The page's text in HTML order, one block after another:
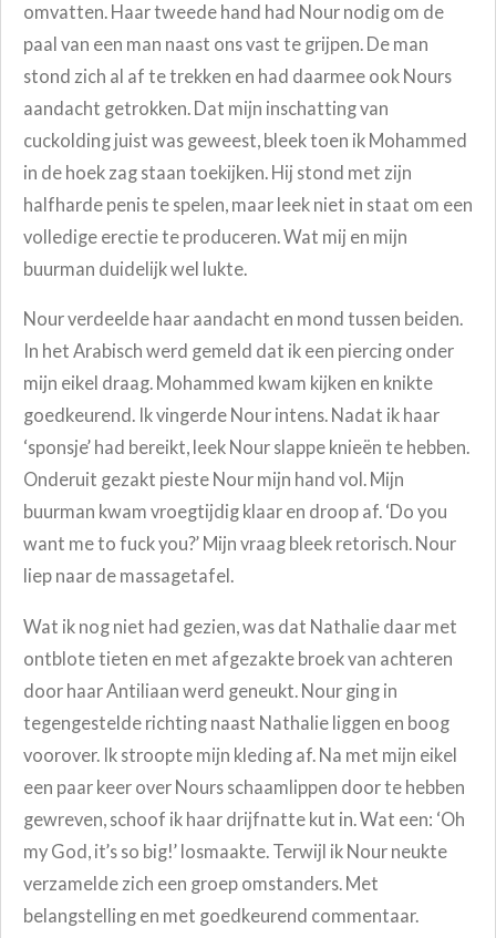
omvatten. Haar tweede hand had Nour nodig om de
paal van een man naast ons vast te grijpen. De man
stond zich al af te trekken en had daarmee ook Nours
aandacht getrokken. Dat mijn inschatting van
cuckolding juist was geweest, bleek toen ik Mohammed
in de hoek zag staan toekijken. Hij stond met zijn
halfharde penis te spelen, maar leek niet in staat om een
volledige erectie te produceren. Wat mij en mijn
buurman duidelijk wel lukte.
Nour verdeelde haar aandacht en mond tussen beiden.
In het Arabisch werd gemeld dat ik een piercing onder
mijn eikel draag. Mohammed kwam kijken en knikte
goedkeurend. Ik vingerde Nour intens. Nadat ik haar
‘sponsje’ had bereikt, leek Nour slappe knieën te hebben.
Onderuit gezakt pieste Nour mijn hand vol. Mijn
buurman kwam vroegtijdig klaar en droop af. ‘Do you
want me to fuck you?’ Mijn vraag bleek retorisch. Nour
liep naar de massagetafel.
Wat ik nog niet had gezien, was dat Nathalie daar met
ontblote tieten en met afgezakte broek van achteren
door haar Antiliaan werd geneukt. Nour ging in
tegengestelde richting naast Nathalie liggen en boog
voorover. Ik stroopte mijn kleding af. Na met mijn eikel
een paar keer over Nours schaamlippen door te hebben
gewreven, schoof ik haar drijfnatte kut in. Wat een: ‘Oh
my God, it’s so big!’ losmaakte. Terwijl ik Nour neukte
verzamelde zich een groep omstanders. Met
belangstelling en met goedkeurend commentaar.